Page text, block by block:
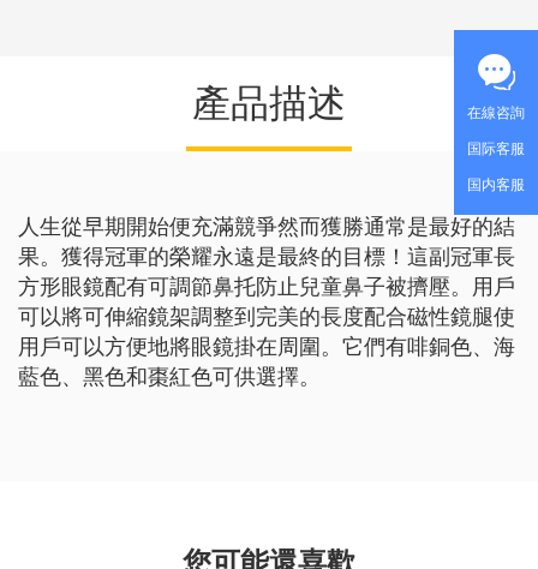
在線咨詢
国际客服
国内客服
產品描述
人生從早期開始便充滿競爭然而獲勝通常是最好的結
果。獲得冠軍的榮耀永遠是最終的目標！這副冠軍長
方形眼鏡配有可調節鼻托防止兒童鼻子被擠壓。用戶
可以將可伸縮鏡架調整到完美的長度配合磁性鏡腿使
用戶可以方便地將眼鏡掛在周圍。它們有啡銅色、海
藍色、黑色和棗紅色可供選擇。